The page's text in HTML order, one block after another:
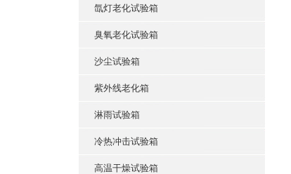
氙灯老化试验箱
臭氧老化试验箱
沙尘试验箱
紫外线老化箱
淋雨试验箱
冷热冲击试验箱
高温干燥试验箱